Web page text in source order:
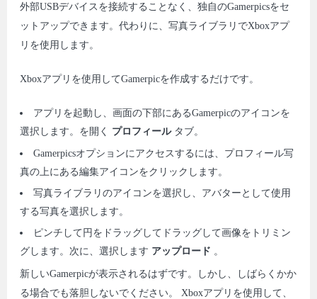
外部USBデバイスを接続することなく、独自のGamerpicsをセ
ットアップできます。代わりに、写真ライブラリでXboxアプ
リを使用します。
Xboxアプリを使用してGamerpicを作成するだけです。
アプリを起動し、画面の下部にあるGamerpicのアイコンを
選択します。を開く プロフィール タブ。
Gamerpicsオプションにアクセスするには、プロフィール写
真の上にある編集アイコンをクリックします。
写真ライブラリのアイコンを選択し、アバターとして使用
する写真を選択します。
ピンチして円をドラッグしてドラッグして画像をトリミン
グします。次に、選択します アップロード 。
新しいGamerpicが表示されるはずです。しかし、しばらくかか
る場合でも落胆しないでください。 Xboxアプリを使用して、